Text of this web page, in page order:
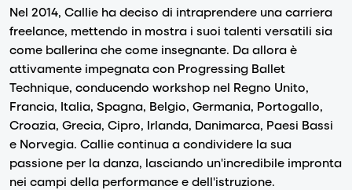
Nel 2014, Callie ha deciso di intraprendere una carriera
freelance, mettendo in mostra i suoi talenti versatili sia
come ballerina che come insegnante. Da allora è
attivamente impegnata con Progressing Ballet
Technique, conducendo workshop nel Regno Unito,
Francia, Italia, Spagna, Belgio, Germania, Portogallo,
Croazia, Grecia, Cipro, Irlanda, Danimarca, Paesi Bassi
e Norvegia. Callie continua a condividere la sua
passione per la danza, lasciando un'incredibile impronta
nei campi della performance e dell'istruzione.